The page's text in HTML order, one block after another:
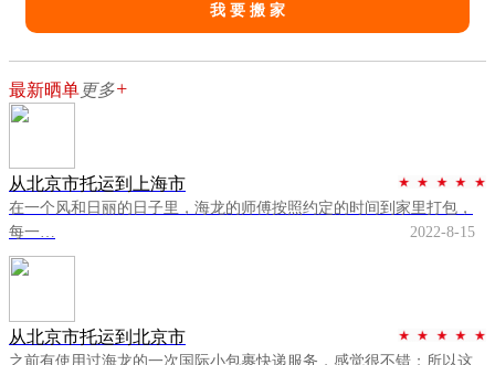
我 要 搬 家
最新晒单更多+
从北京市托运到上海市
在一个风和日丽的日子里，海龙的师傅按照约定的时间到家里打包，
每一…
2022-8-15
从北京市托运到北京市
之前有使用过海龙的一次国际小包裹快递服务，感觉很不错；所以这